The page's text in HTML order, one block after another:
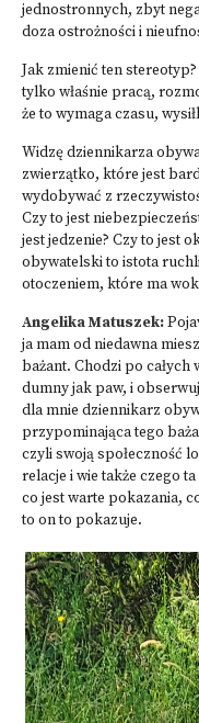
jednostronnych, zbyt
doza ostrożności i
Jak zmienić ten
tylko właśnie pracą,
że to wymaga czasu,
Widzę dziennikarza
zwierzątko, które jest
wydobywać z
Czy to jest
jest jedzenie? Czy to jest
obywatelski to istota
otoczeniem, które ma
Angelika Matuszek:
ja mam od niedawna
bażant. Chodzi po całych
dumny jak paw, i
dla mnie dziennikarz
przypominająca tego
czyli swoją społeczność
relacje i wie także czego
co jest warte pokazania,
to on to pokazuje.